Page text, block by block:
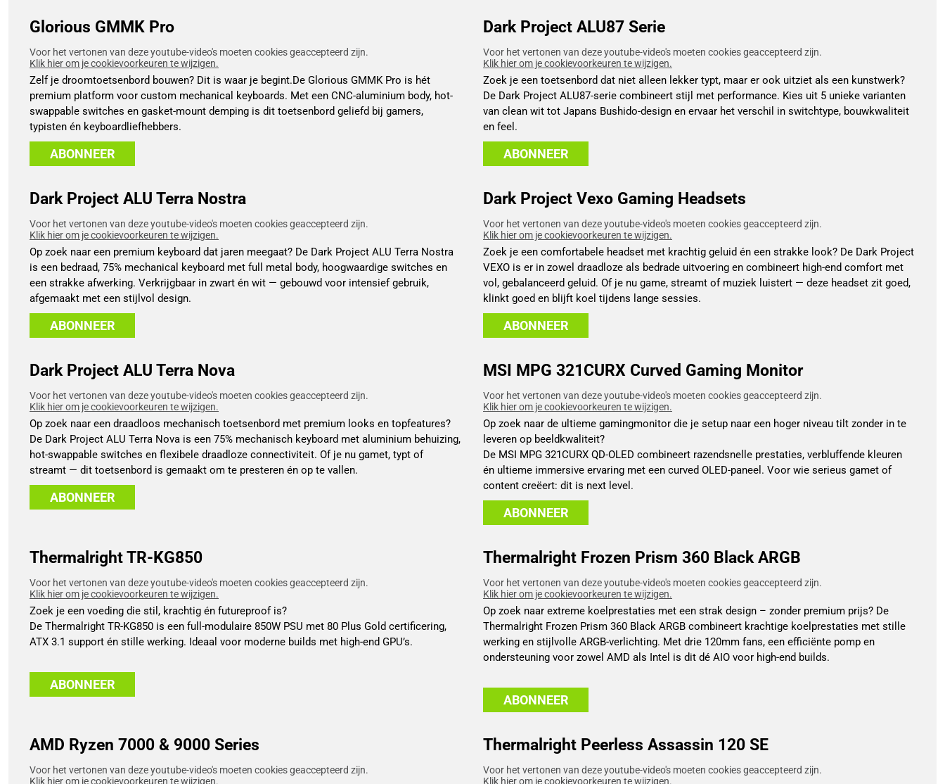
Glorious GMMK Pro
Voor het vertonen van deze youtube-video's moeten cookies geaccepteerd zijn.
Klik hier om je cookievoorkeuren te wijzigen.
Zelf je droomtoetsenbord bouwen? Dit is waar je begint.De Glorious GMMK Pro is hét
premium platform voor custom mechanical keyboards. Met een CNC-aluminium body, hot-
swappable switches en gasket-mount demping is dit toetsenbord geliefd bij gamers,
typisten én keyboardliefhebbers.
ABONNEER
Dark Project ALU87 Serie
Voor het vertonen van deze youtube-video's moeten cookies geaccepteerd zijn.
Klik hier om je cookievoorkeuren te wijzigen.
Zoek je een toetsenbord dat niet alleen lekker typt, maar er ook uitziet als een kunstwerk?
De Dark Project ALU87-serie combineert stijl met performance. Kies uit 5 unieke varianten
van clean wit tot Japans Bushido-design en ervaar het verschil in switchtype, bouwkwaliteit
en feel.
ABONNEER
Dark Project ALU Terra Nostra
Voor het vertonen van deze youtube-video's moeten cookies geaccepteerd zijn.
Klik hier om je cookievoorkeuren te wijzigen.
Op zoek naar een premium keyboard dat jaren meegaat? De Dark Project ALU Terra Nostra
is een bedraad, 75% mechanical keyboard met full metal body, hoogwaardige switches en
een strakke afwerking. Verkrijgbaar in zwart én wit — gebouwd voor intensief gebruik,
afgemaakt met een stijlvol design.
ABONNEER
Dark Project Vexo Gaming Headsets
Voor het vertonen van deze youtube-video's moeten cookies geaccepteerd zijn.
Klik hier om je cookievoorkeuren te wijzigen.
Zoek je een comfortabele headset met krachtig geluid én een strakke look? De Dark Project
VEXO is er in zowel draadloze als bedrade uitvoering en combineert high-end comfort met
vol, gebalanceerd geluid. Of je nu game, streamt of muziek luistert — deze headset zit goed,
klinkt goed en blijft koel tijdens lange sessies.
ABONNEER
Dark Project ALU Terra Nova
Voor het vertonen van deze youtube-video's moeten cookies geaccepteerd zijn.
Klik hier om je cookievoorkeuren te wijzigen.
Op zoek naar een draadloos mechanisch toetsenbord met premium looks en topfeatures?
De Dark Project ALU Terra Nova is een 75% mechanisch keyboard met aluminium behuizing,
hot-swappable switches en flexibele draadloze connectiviteit. Of je nu gamet, typt of
streamt — dit toetsenbord is gemaakt om te presteren én op te vallen.
ABONNEER
MSI MPG 321CURX Curved Gaming Monitor
Voor het vertonen van deze youtube-video's moeten cookies geaccepteerd zijn.
Klik hier om je cookievoorkeuren te wijzigen.
Op zoek naar de ultieme gamingmonitor die je setup naar een hoger niveau tilt zonder in te
leveren op beeldkwaliteit?
De MSI MPG 321CURX QD-OLED combineert razendsnelle prestaties, verbluffende kleuren
én ultieme immersive ervaring met een curved OLED-paneel. Voor wie serieus gamet of
content creëert: dit is next level.
ABONNEER
Thermalright TR-KG850
Voor het vertonen van deze youtube-video's moeten cookies geaccepteerd zijn.
Klik hier om je cookievoorkeuren te wijzigen.
Zoek je een voeding die stil, krachtig én futureproof is?
De Thermalright TR-KG850 is een full-modulaire 850W PSU met 80 Plus Gold certificering,
ATX 3.1 support én stille werking. Ideaal voor moderne builds met high-end GPU’s.
ABONNEER
Thermalright Frozen Prism 360 Black ARGB
Voor het vertonen van deze youtube-video's moeten cookies geaccepteerd zijn.
Klik hier om je cookievoorkeuren te wijzigen.
Op zoek naar extreme koelprestaties met een strak design – zonder premium prijs? De
Thermalright Frozen Prism 360 Black ARGB combineert krachtige koelprestaties met stille
werking en stijlvolle ARGB-verlichting. Met drie 120mm fans, een efficiënte pomp en
ondersteuning voor zowel AMD als Intel is dit dé AIO voor high-end builds.
ABONNEER
AMD Ryzen 7000 & 9000 Series
Voor het vertonen van deze youtube-video's moeten cookies geaccepteerd zijn.
Klik hier om je cookievoorkeuren te wijzigen.
Thermalright Peerless Assassin 120 SE
Voor het vertonen van deze youtube-video's moeten cookies geaccepteerd zijn.
Klik hier om je cookievoorkeuren te wijzigen.